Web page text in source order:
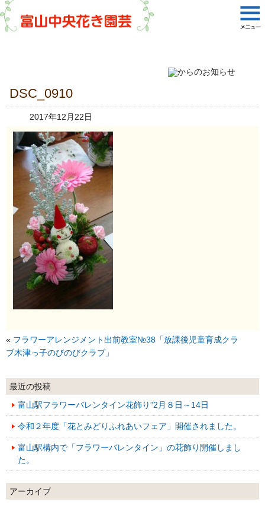
DSC_0910
2017年12月22日
« フラワーアレンジメント出前教室№38「放課後児童育成クラ
ブ木津っ子のびのびクラブ」
最近の投稿
富山駅フラワーバレンタイン花飾り”2月８日～14日
令和２年度「花とみどりふれあいフェア」開催されました。
富山駅構内で「フラワーバレンタイン」の花飾り開催しまし
た。
アーカイブ